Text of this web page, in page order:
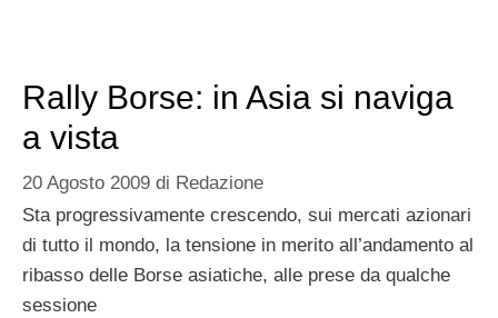
Rally Borse: in Asia si naviga
a vista
20 Agosto 2009 di Redazione
Sta progressivamente crescendo, sui mercati azionari
di tutto il mondo, la tensione in merito all’andamento al
ribasso delle Borse asiatiche, alle prese da qualche
sessione